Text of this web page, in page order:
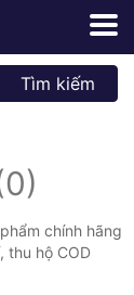
Tìm kiếm
chính hãng
thu hộ COD